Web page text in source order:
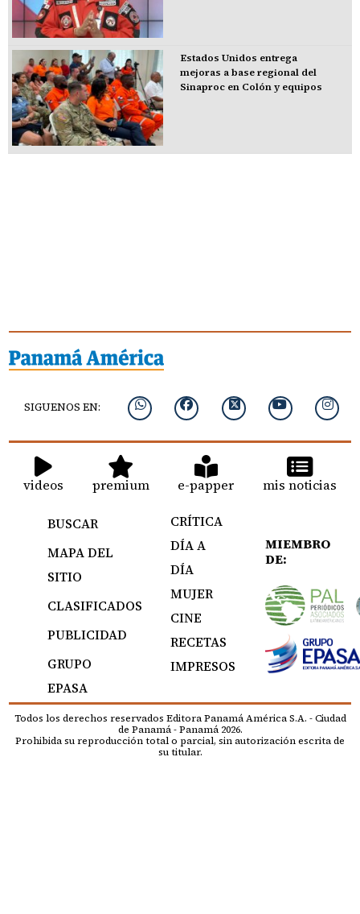
Estados Unidos entrega
mejoras a base regional del
Sinaproc en Colón y equipos
SIGUENOS EN:
videos premium e-papper mis noticias
BUSCAR
MAPA DEL
SITIO
CLASIFICADOS
PUBLICIDAD
GRUPO
EPASA
CRÍTICA
DÍA A
DÍA
MUJER
CINE
RECETAS
IMPRESOS
MIEMBRO
DE:
Todos los derechos reservados Editora Panamá América S.A. - Ciudad
de Panamá - Panamá 2026.
Prohibida su reproducción total o parcial, sin autorización escrita de
su titular.